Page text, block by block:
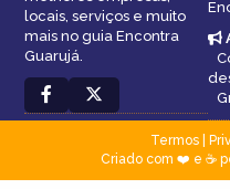
locais, serviços e muito
mais no guia Encontra
Guarujá.
Termos|
Criado com ❤️ e ☕